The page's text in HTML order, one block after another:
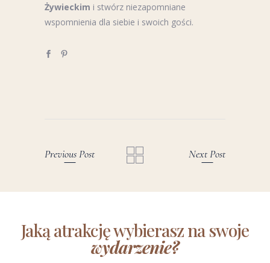
Żywieckim i stwórz niezapomniane
wspomnienia dla siebie i swoich gości.
Previous Post Next Post
Jaką atrakcję wybierasz na swoje
wydarzenie?